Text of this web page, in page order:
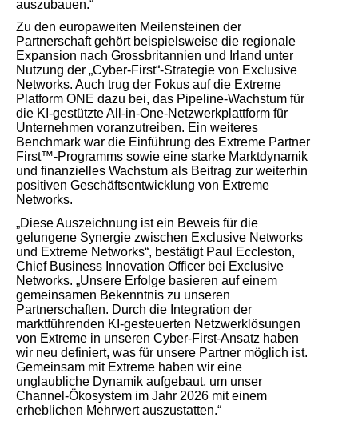
auszubauen.“
Zu den europaweiten Meilensteinen der
Partnerschaft gehört beispielsweise die regionale
Expansion nach Grossbritannien und Irland unter
Nutzung der „Cyber-First“-Strategie von Exclusive
Networks. Auch trug der Fokus auf die Extreme
Platform ONE dazu bei, das Pipeline-Wachstum für
die KI-gestützte All-in-One-Netzwerkplattform für
Unternehmen voranzutreiben. Ein weiteres
Benchmark war die Einführung des Extreme Partner
First™-Programms sowie eine starke Marktdynamik
und finanzielles Wachstum als Beitrag zur weiterhin
positiven Geschäftsentwicklung von Extreme
Networks.
„Diese Auszeichnung ist ein Beweis für die
gelungene Synergie zwischen Exclusive Networks
und Extreme Networks“, bestätigt Paul Eccleston,
Chief Business Innovation Officer bei Exclusive
Networks. „Unsere Erfolge basieren auf einem
gemeinsamen Bekenntnis zu unseren
Partnerschaften. Durch die Integration der
marktführenden KI-gesteuerten Netzwerklösungen
von Extreme in unseren Cyber-First-Ansatz haben
wir neu definiert, was für unsere Partner möglich ist.
Gemeinsam mit Extreme haben wir eine
unglaubliche Dynamik aufgebaut, um unser
Channel-Ökosystem im Jahr 2026 mit einem
erheblichen Mehrwert auszustatten.“